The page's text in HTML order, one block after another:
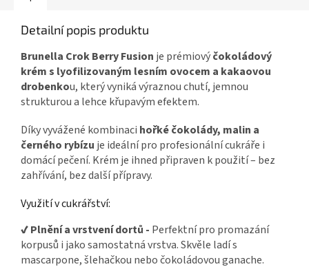
Detailní popis produktu
Brunella Crok Berry Fusion je prémiovýčokoládový
krém s lyofilizovaným lesním ovocem a kakaovou
drobenkou, který vyniká výraznou chutí, jemnou
strukturou a lehce křupavým efektem.
Díky vyvážené kombinaci hořké čokolády, malin a
černého rybízu je ideální pro profesionální cukráře i
domácí pečení. Krém je ihned připraven k použití – bez
zahřívání, bez další přípravy.
Využití v cukrářství:
✔ Plnění a vrstvení dortů - Perfektní pro promazání
korpusů i jako samostatná vrstva. Skvěle ladí s
mascarpone, šlehačkou nebo čokoládovou ganache.